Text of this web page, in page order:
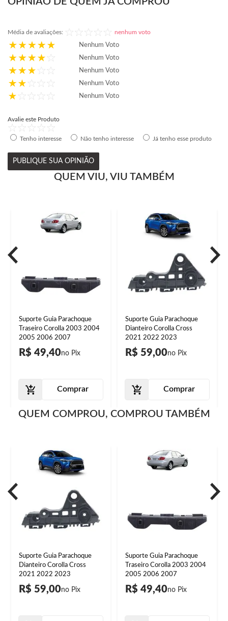
Média de avaliações: nenhum voto
Nenhum Voto
Nenhum Voto
Nenhum Voto
Nenhum Voto
Nenhum Voto
Avalie este Produto
Tenho interesse Não tenho interesse Já tenho esse produto
PUBLIQUE SUA OPINIÃO
QUEM VIU, VIU TAMBÉM
Suporte Guia Parachoque
Traseiro Corolla 2003 2004
2005 2006 2007
R$ 49,40
Comprar
Suporte Guia Parachoque
Dianteiro Corolla Cross
2021 2022 2023
R$ 59,00
Comprar
QUEM COMPROU, COMPROU TAMBÉM
Suporte Guia Parachoque
Dianteiro Corolla Cross
2021 2022 2023
R$ 59,00
Suporte Guia Parachoque
Traseiro Corolla 2003 2004
2005 2006 2007
R$ 49,40